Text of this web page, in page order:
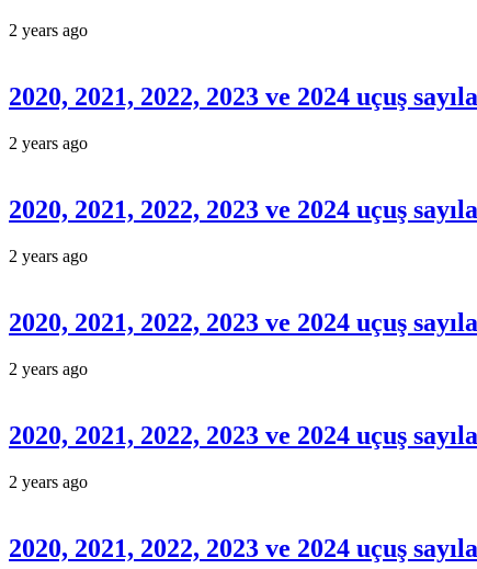
2 years ago
2020, 2021, 2022, 2023 ve 2024 uçuş
2 years ago
2020, 2021, 2022, 2023 ve 2024 uçuş
2 years ago
2020, 2021, 2022, 2023 ve 2024 uçuş
2 years ago
2020, 2021, 2022, 2023 ve 2024 uçuş
2 years ago
2020, 2021, 2022, 2023 ve 2024 uçuş